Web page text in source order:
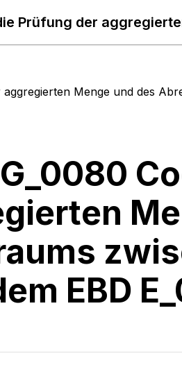
Menge und des
EBD